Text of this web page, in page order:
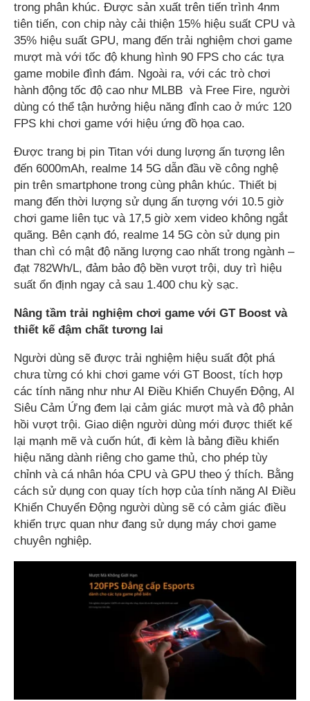
trong phân khúc. Được sản xuất trên tiến trình 4nm
tiên tiến, con chip này cải thiện 15% hiệu suất CPU và
35% hiệu suất GPU, mang đến trải nghiệm chơi game
mượt mà với tốc độ khung hình 90 FPS cho các tựa
game mobile đình đám. Ngoài ra, với các trò chơi
hành động tốc độ cao như MLBB và Free Fire, người
dùng có thể tận hưởng hiệu năng đỉnh cao ở mức 120
FPS khi chơi game với hiệu ứng đồ họa cao.
Được trang bị pin Titan với dung lượng ấn tượng lên
đến 6000mAh, realme 14 5G dẫn đầu về công nghệ
pin trên smartphone trong cùng phân khúc. Thiết bị
mang đến thời lượng sử dụng ấn tượng với 10.5 giờ
chơi game liên tục và 17,5 giờ xem video không ngắt
quãng. Bên cạnh đó, realme 14 5G còn sử dụng pin
than chì có mật độ năng lượng cao nhất trong ngành –
đạt 782Wh/L, đảm bảo độ bền vượt trội, duy trì hiệu
suất ổn định ngay cả sau 1.400 chu kỳ sạc.
Nâng tầm trải nghiệm chơi game với GT Boost và
thiết kế đậm chất tương lai
Người dùng sẽ được trải nghiệm hiệu suất đột phá
chưa từng có khi chơi game với GT Boost, tích hợp
các tính năng như như AI Điều Khiển Chuyển Động, AI
Siêu Cảm Ứng đem lại cảm giác mượt mà và độ phản
hồi vượt trội. Giao diện người dùng mới được thiết kế
lại mạnh mẽ và cuốn hút, đi kèm là bảng điều khiển
hiệu năng dành riêng cho game thủ, cho phép tùy
chỉnh và cá nhân hóa CPU và GPU theo ý thích. Bằng
cách sử dụng con quay tích hợp của tính năng AI Điều
Khiển Chuyển Động người dùng sẽ có cảm giác điều
khiển trực quan như đang sử dụng máy chơi game
chuyên nghiệp.